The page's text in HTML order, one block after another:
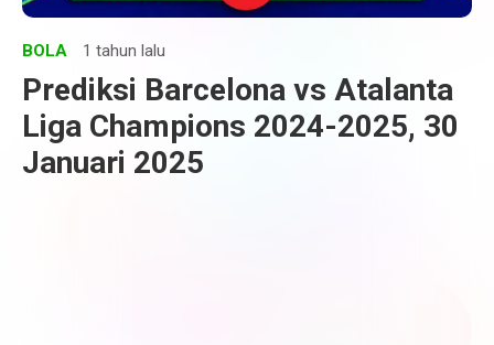
BOLA 1 tahun lalu
Prediksi Barcelona vs Atalanta
Liga Champions 2024-2025, 30
Januari 2025